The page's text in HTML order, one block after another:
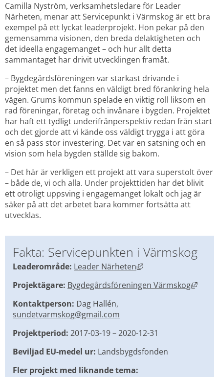
Camilla Nyström, verksamhetsledare för Leader
Närheten, menar att Servicepunkt i Värmskog är ett bra
exempel på ett lyckat leaderprojekt. Hon pekar på den
gemensamma visionen, den breda delaktigheten och
det ideella engagemanget – och hur allt detta
sammantaget har drivit utvecklingen framåt.
– Bygdegårdsföreningen var starkast drivande i
projektet men det fanns en väldigt bred förankring hela
vägen. Grums kommun spelade en viktig roll liksom en
rad föreningar, företag och invånare i bygden. Projektet
har haft ett tydligt underifrånperspektiv redan från start
och det gjorde att vi kände oss väldigt trygga i att göra
en så pass stor investering. Det var en satsning och en
vision som hela bygden ställde sig bakom.
– Det här är verkligen ett projekt att vara superstolt över
– både de, vi och alla. Under projekttiden har det blivit
ett otroligt uppsving i engagemanget lokalt och jag är
säker på att det arbetet bara kommer fortsätta att
utvecklas.
Fakta: Servicepunkten i Värmskog
Leaderområde: Leader Närheten
Länk till annan
Projektägare: Bygdegårdsföreningen Värmskog Länk
Kontaktperson:
sundetvarmskog@gmail.com
Projektperiod: 2017-03-19 – 2020-12-31
Beviljad EU-medel ur: Landsbygdsfonden
Fler projekt med liknande tema: